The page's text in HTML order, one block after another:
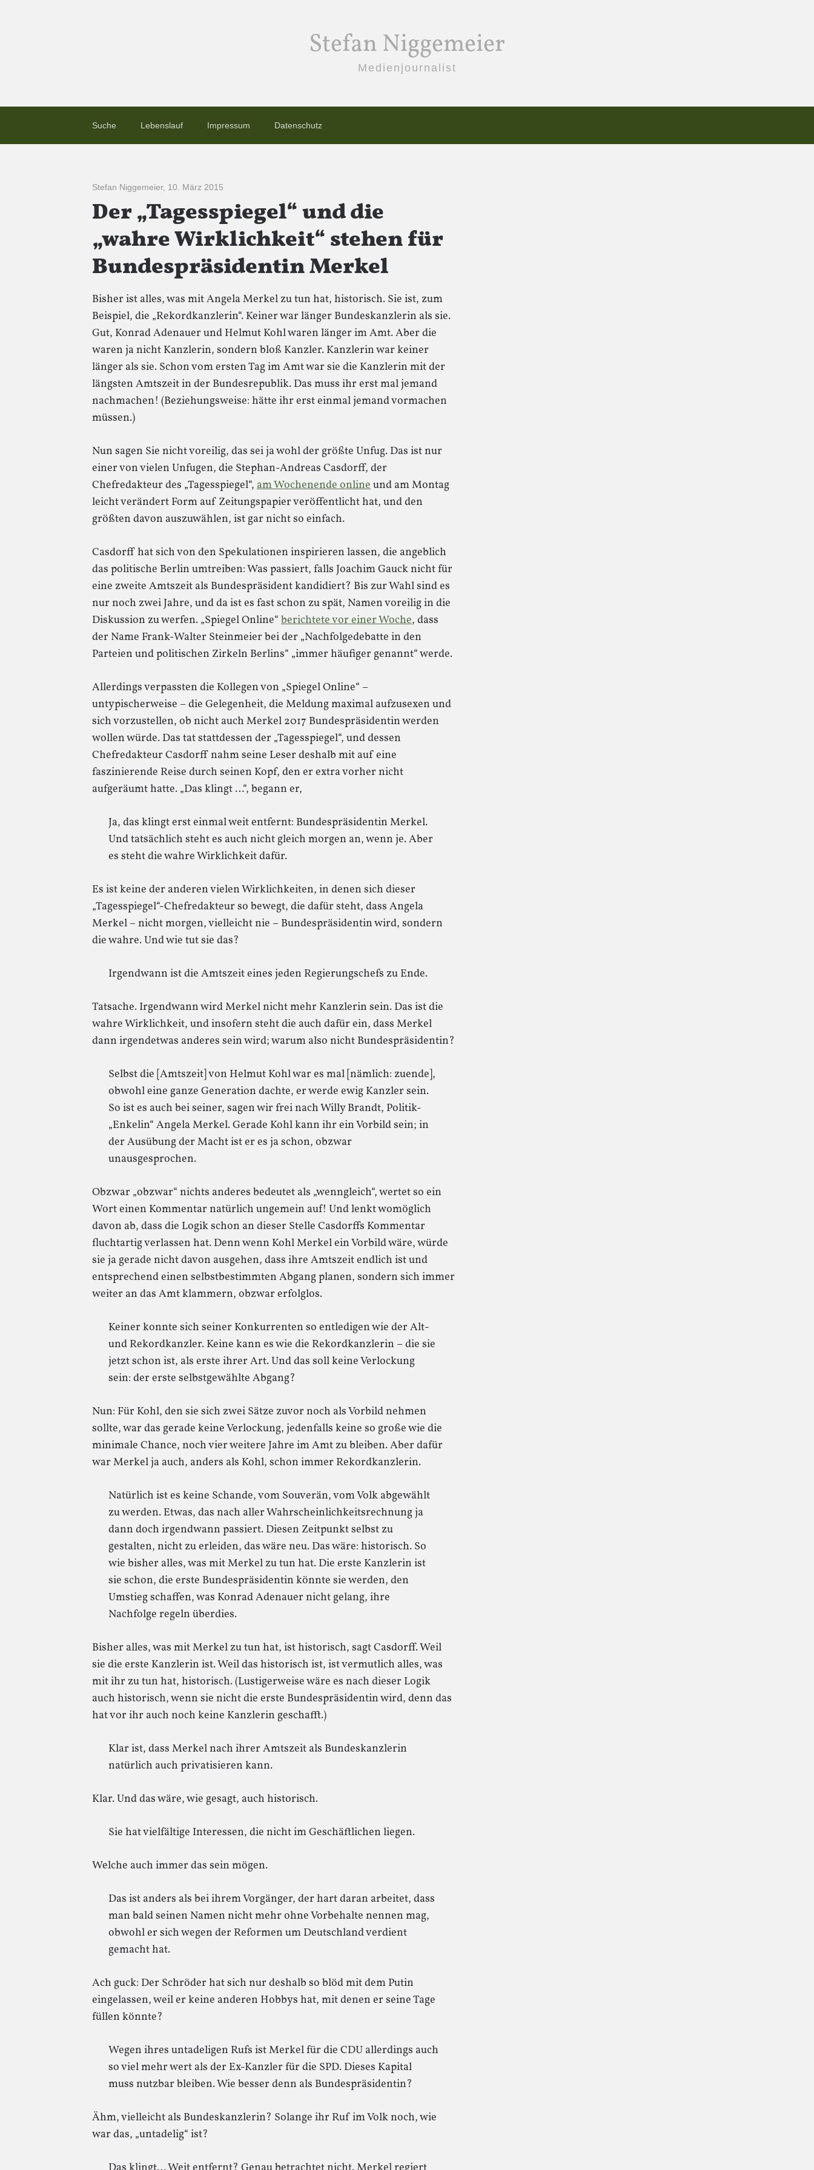
Stefan Niggemeier
Medienjournalist
Suche Lebenslauf Impressum Datenschutz
Stefan Niggemeier, 10. März 2015
Der „Tagesspiegel“ und die
„wahre Wirklichkeit“ stehen für
Bundespräsidentin Merkel
Bisher ist alles, was mit Angela Merkel zu tun hat, historisch. Sie ist, zum
Beispiel, die „Rekordkanzlerin“. Keiner war länger Bundeskanzlerin als sie.
Gut, Konrad Adenauer und Helmut Kohl waren länger im Amt. Aber die
waren ja nicht Kanzlerin, sondern bloß Kanzler. Kanzlerin war keiner
länger als sie. Schon vom ersten Tag im Amt war sie die Kanzlerin mit der
längsten Amtszeit in der Bundesrepublik. Das muss ihr erst mal jemand
nachmachen! (Beziehungsweise: hätte ihr erst einmal jemand vormachen
müssen.)
Nun sagen Sie nicht voreilig, das sei ja wohl der größte Unfug. Das ist nur
einer von vielen Unfugen, die Stephan-Andreas Casdorff, der
Chefredakteur des „Tagesspiegel“, am Wochenende onlineund am Montag
leicht verändert Form auf Zeitungspapier veröffentlicht hat, und den
größten davon auszuwählen, ist gar nicht so einfach.
Casdorff hat sich von den Spekulationen inspirieren lassen, die angeblich
das politische Berlin umtreiben: Was passiert, falls Joachim Gauck nicht für
eine zweite Amtszeit als Bundespräsident kandidiert? Bis zur Wahl sind es
nur noch zwei Jahre, und da ist es fast schon zu spät, Namen voreilig in die
Diskussion zu werfen. „Spiegel Online“ berichtete vor einer Woche, dass
der Name Frank-Walter Steinmeier bei der „Nachfolgedebatte in den
Parteien und politischen Zirkeln Berlins“ „immer häufiger genannt“ werde.
Allerdings verpassten die Kollegen von „Spiegel Online“ –
untypischerweise – die Gelegenheit, die Meldung maximal aufzusexen und
sich vorzustellen, ob nicht auch Merkel 2017 Bundespräsidentin werden
wollen würde. Das tat stattdessen der „Tagesspiegel“, und dessen
Chefredakteur Casdorff nahm seine Leser deshalb mit auf eine
faszinierende Reise durch seinen Kopf, den er extra vorher nicht
aufgeräumt hatte. „Das klingt …“, begann er,
Ja, das klingt erst einmal weit entfernt: Bundespräsidentin Merkel.
Und tatsächlich steht es auch nicht gleich morgen an, wenn je. Aber
es steht die wahre Wirklichkeit dafür.
Es ist keine der anderen vielen Wirklichkeiten, in denen sich dieser
„Tagesspiegel“-Chefredakteur so bewegt, die dafür steht, dass Angela
Merkel – nicht morgen, vielleicht nie – Bundespräsidentin wird, sondern
die wahre. Und wie tut sie das?
Irgendwann ist die Amtszeit eines jeden Regierungschefs zu Ende.
Tatsache. Irgendwann wird Merkel nicht mehr Kanzlerin sein. Das ist die
wahre Wirklichkeit, und insofern steht die auch dafür ein, dass Merkel
dann irgendetwas anderes sein wird; warum also nicht Bundespräsidentin?
Selbst die [Amtszeit] von Helmut Kohl war es mal [nämlich: zuende],
obwohl eine ganze Generation dachte, er werde ewig Kanzler sein.
So ist es auch bei seiner, sagen wir frei nach Willy Brandt, Politik-
„Enkelin“ Angela Merkel. Gerade Kohl kann ihr ein Vorbild sein; in
der Ausübung der Macht ist er es ja schon, obzwar
unausgesprochen.
Obzwar „obzwar“ nichts anderes bedeutet als „wenngleich“, wertet so ein
Wort einen Kommentar natürlich ungemein auf! Und lenkt womöglich
davon ab, dass die Logik schon an dieser Stelle Casdorffs Kommentar
fluchtartig verlassen hat. Denn wenn Kohl Merkel ein Vorbild wäre, würde
sie ja gerade nicht davon ausgehen, dass ihre Amtszeit endlich ist und
entsprechend einen selbstbestimmten Abgang planen, sondern sich immer
weiter an das Amt klammern, obzwar erfolglos.
Keiner konnte sich seiner Konkurrenten so entledigen wie der Alt-
und Rekordkanzler. Keine kann es wie die Rekordkanzlerin – die sie
jetzt schon ist, als erste ihrer Art. Und das soll keine Verlockung
sein: der erste selbstgewählte Abgang?
Nun: Für Kohl, den sie sich zwei Sätze zuvor noch als Vorbild nehmen
sollte, war das gerade keine Verlockung, jedenfalls keine so große wie die
minimale Chance, noch vier weitere Jahre im Amt zu bleiben. Aber dafür
war Merkel ja auch, anders als Kohl, schon immer Rekordkanzlerin.
Natürlich ist es keine Schande, vom Souverän, vom Volk abgewählt
zu werden. Etwas, das nach aller Wahrscheinlichkeitsrechnung ja
dann doch irgendwann passiert. Diesen Zeitpunkt selbst zu
gestalten, nicht zu erleiden, das wäre neu. Das wäre: historisch. So
wie bisher alles, was mit Merkel zu tun hat. Die erste Kanzlerin ist
sie schon, die erste Bundespräsidentin könnte sie werden, den
Umstieg schaffen, was Konrad Adenauer nicht gelang, ihre
Nachfolge regeln überdies.
Bisher alles, was mit Merkel zu tun hat, ist historisch, sagt Casdorff. Weil
sie die erste Kanzlerin ist. Weil das historisch ist, ist vermutlich alles, was
mit ihr zu tun hat, historisch. (Lustigerweise wäre es nach dieser Logik
auch historisch, wenn sie nicht die erste Bundespräsidentin wird, denn das
hat vor ihr auch noch keine Kanzlerin geschafft.)
Klar ist, dass Merkel nach ihrer Amtszeit als Bundeskanzlerin
natürlich auch privatisieren kann.
Klar. Und das wäre, wie gesagt, auch historisch.
Sie hat vielfältige Interessen, die nicht im Geschäftlichen liegen.
Welche auch immer das sein mögen.
Das ist anders als bei ihrem Vorgänger, der hart daran arbeitet, dass
man bald seinen Namen nicht mehr ohne Vorbehalte nennen mag,
obwohl er sich wegen der Reformen um Deutschland verdient
gemacht hat.
Ach guck: Der Schröder hat sich nur deshalb so blöd mit dem Putin
eingelassen, weil er keine anderen Hobbys hat, mit denen er seine Tage
füllen könnte?
Wegen ihres untadeligen Rufs ist Merkel für die CDU allerdings auch
so viel mehr wert als der Ex-Kanzler für die SPD. Dieses Kapital
muss nutzbar bleiben. Wie besser denn als Bundespräsidentin?
Ähm, vielleicht als Bundeskanzlerin? Solange ihr Ruf im Volk noch, wie
war das, „untadelig“ ist?